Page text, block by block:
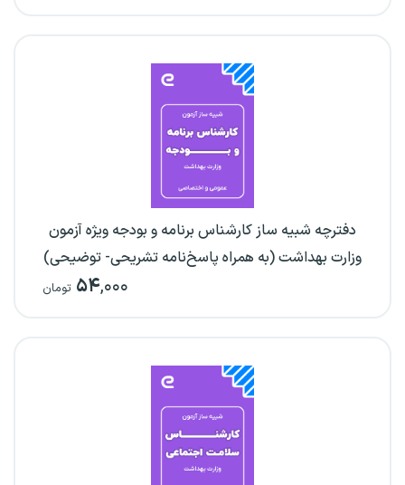
دفترچه شبیه ساز کارشناس برنامه و بودجه ویژه آزمون
وزارت بهداشت (به همراه پاسخ‌نامه تشریحی- توضیحی)
۵۴,۰۰۰ تومان